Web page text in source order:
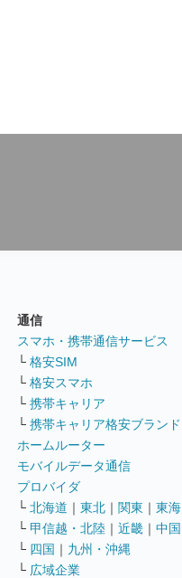
通信
スマホ・携帯通信サービス
└ 格安SIM
└ 格安スマホ
└ 携帯キャリア
└ 携帯キャリア格安ブランド
ホームルーター
モバイルデータ通信
プロバイダ
└ 北海道 ｜ 東北 ｜ 関東 ｜ 東海
└ 甲信越・北陸 ｜ 近畿 ｜ 中国
└ 四国 ｜ 九州・沖縄
└ 広域企業